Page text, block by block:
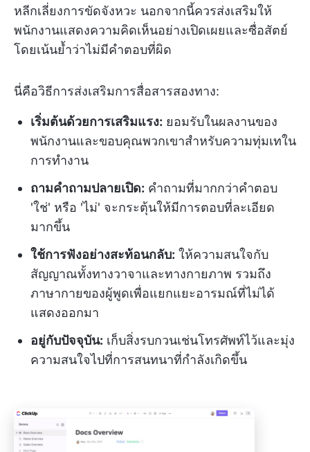
หลีกเลี่ยงการขัดจังหวะ นอกจากนี้ควรส่งเสริมให้
พนักงานแสดงความคิดเห็นอย่างเปิดเผยและซื่อสัตย์
โดยเน้นย้ำว่าไม่มีคำตอบที่ผิด
นี่คือวิธีการส่งเสริมการสื่อสารสองทาง:
เริ่มต้นด้วยการเสริมแรง: ยอมรับในผลงานของ
พนักงานและขอบคุณพวกเขาสำหรับความทุ่มเทใน
การทำงาน
ถามคำถามปลายเปิด: คำถามที่มากกว่าคำตอบ
'ใช่' หรือ 'ไม่' จะกระตุ้นให้มีการตอบที่ละเอียด
มากขึ้น
ใช้การฟังอย่างสะท้อนกลับ: ให้ความสนใจกับ
สัญญาณทั้งทางวาจาและทางกายภาพ รวมถึง
ภาษากายของผู้พูดเพื่อแยกแยะอารมณ์ที่ไม่ได้
แสดงออกมา
อยู่กับปัจจุบัน: เก็บสิ่งรบกวนเช่นโทรศัพท์ไว้และมุ่ง
ความสนใจไปที่การสนทนาที่กำลังเกิดขึ้น